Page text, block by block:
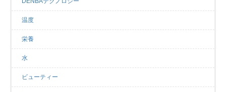
温度
栄養
水
ビューティー